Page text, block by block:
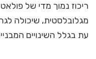
ריכוז נמוך מדי של
מגלובלסטית, שיכולה
עת בגלל השינויים